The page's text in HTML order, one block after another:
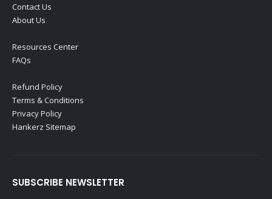
Contact Us
About Us
Resources Center
FAQs
Refund Policy
Terms & Conditions
Privacy Policy
Hankerz Sitemap
SUBSCRIBE NEWSLETTER